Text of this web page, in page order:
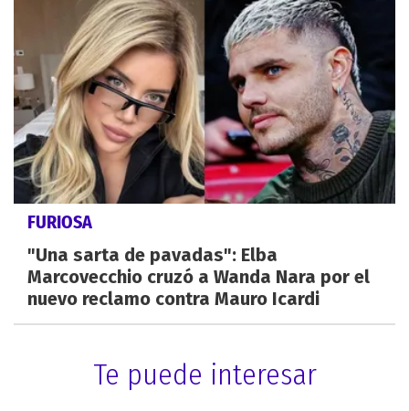
FURIOSA
"Una sarta de pavadas": Elba
Marcovecchio cruzó a Wanda Nara por el
nuevo reclamo contra Mauro Icardi
Te puede interesar